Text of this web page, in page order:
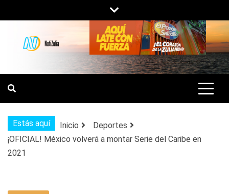
al
contenido
NOTIZULIA
NOTICIAS DEL ZULIA, VENEZUELA Y
DE INTERÉS GENERAL.
Estás aquí Inicio
Deportes
¡OFICIAL! México volverá a montar Serie del Caribe en
2021